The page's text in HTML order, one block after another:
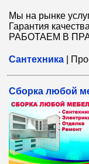
Мы на рынке
Гарантия
РАБОТАЕМ В
Сантехника
Сборка любой